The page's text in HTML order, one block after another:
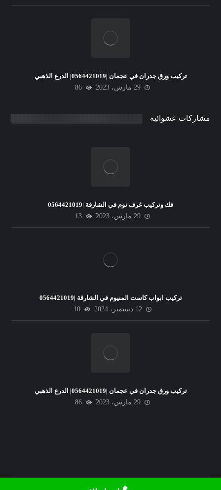
تركيب ورق جدران في عجمان |0564421019| الدرع الذهبي
29 مارس، 2023
86
مشاركات عشوائية
فك وتركيب غرف نوم في الشارقة |0564421019
29 مارس، 2023
13
تركيب ابواب كاست المنيوم في الشارقة |0564421019
12 ديسمبر، 2024
10
تركيب ورق جدران في عجمان |0564421019| الدرع الذهبي
29 مارس، 2023
86